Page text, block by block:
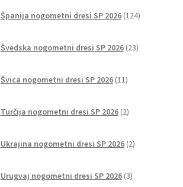
Španija nogometni dresi SP 2026 124izdelkov
Švedska nogometni dresi SP 2026 23izdelkov
Švica nogometni dresi SP 2026 11izdelkov
Turčija nogometni dresi SP 2026 2izdelka
Ukrajina nogometni dresi SP 2026 2izdelka
Urugvaj nogometni dresi SP 2026 3izdelki